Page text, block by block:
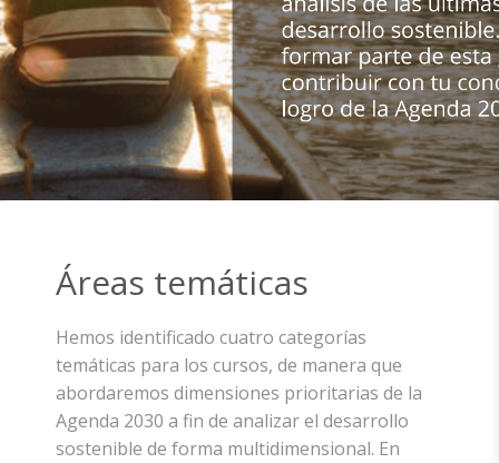
Áreas temáticas
Hemos identificado cuatro categorías
temáticas para los cursos, de manera que
abordaremos dimensiones prioritarias de la
Agenda 2030 a fin de analizar el desarrollo
sostenible de forma multidimensional. En